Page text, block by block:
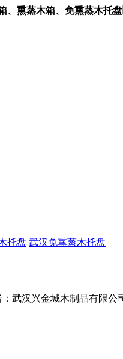
、熏蒸木箱、 免熏蒸木托盘
托盘 武汉免熏蒸木托盘
：武汉兴金城木制品有限公